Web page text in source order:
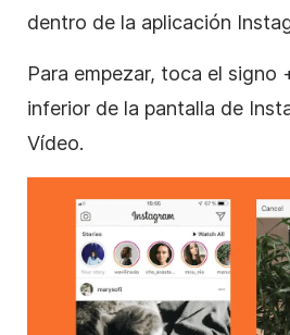
dentro de la aplicación
Para empezar, toca el signo
inferior de la pantalla de
Vídeo.